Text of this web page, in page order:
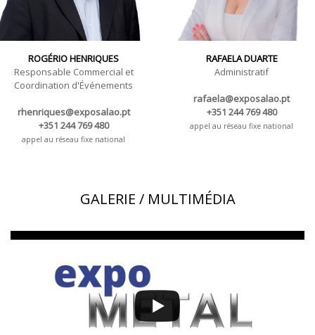
ROGÉRIO HENRIQUES
Responsable Commercial et
Coordination d'Événements
rhenriques@exposalao.pt
+351 244 769 480
appel au réseau fixe national
RAFAELA DUARTE
Administratif
rafaela@exposalao.pt
+351 244 769 480
appel au réseau fixe national
GALERIE / MULTIMÉDIA